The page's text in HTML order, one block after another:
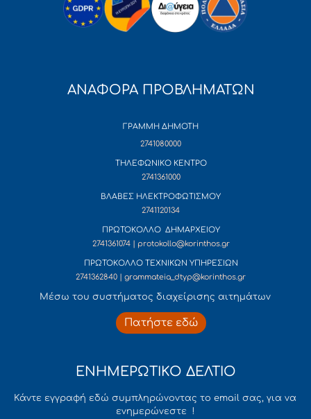
ΑΝΑΦΟΡΑ ΠΡΟΒΛΗΜΑΤΩΝ
ΓΡΑΜΜΗ ΔΗΜΟΤΗ
2741080000
ΤΗΛΕΦΩΝΙΚΟ ΚΕΝΤΡΟ
2741361000
ΒΛΑΒΕΣ ΗΛΕΚΤΡΟΦΩΤΙΣΜΟΥ
2741120134
ΠΡΩΤΟΚΟΛΛΟ ΔΗΜΑΡΧΕΙΟΥ
2741361074 | protokollo@korinthos.gr
ΠΡΩΤΟΚΟΛΛΟ ΤΕΧΝΙΚΩΝ ΥΠΗΡΕΣΙΩΝ
2741362840 | grammateia_dtyp@korinthos.gr
Mέσω του συστήματος διαχείρισης αιτημάτων
Πατήστε εδώ
ΕΝΗΜΕΡΩΤΙΚΟ ΔΕΛΤΙΟ
Κάντε εγγραφή εδώ συμπληρώνοντας το email σας, για να
ενημερώνεστε !